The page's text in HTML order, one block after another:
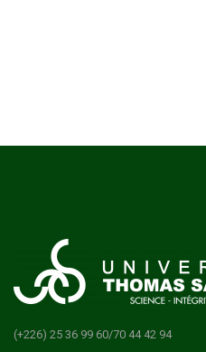
(+226) 25 36 99 60/70 44 42 94